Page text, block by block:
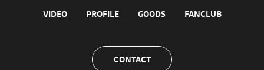
VIDEO PROFILE GOODS FANCLUB
CONTACT